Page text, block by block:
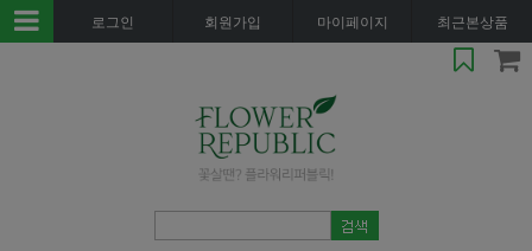
로그인 회원가입 마이페이지 최근본상품